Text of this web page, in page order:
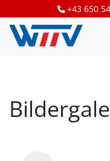
+43 650